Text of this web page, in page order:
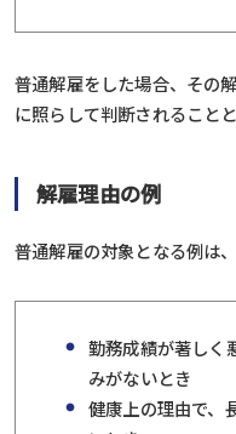
普通解雇をした場合、その
に照らして判断されることと
解雇理由の例
普通解雇の対象となる例は
勤務成績が著しく
みがないとき
健康上の理由で、